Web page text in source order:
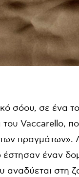
σόου, σε ένα
του Vaccarello,
πραγμάτων».
έναν
αναδύεται